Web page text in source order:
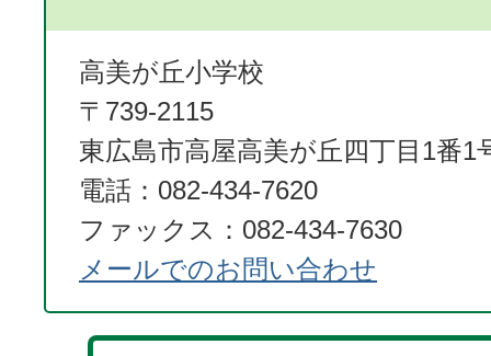
高美が丘小学校
〒739-2115
東広島市高屋高美が丘四丁目1番1
電話：082-434-7620
ファックス：082-434-7630
メールでのお問い合わせ